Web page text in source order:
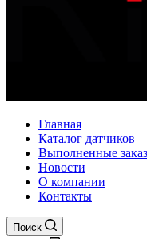
Главная
Каталог датчиков
Выполненные
Новости
О компании
Контакты
Поиск